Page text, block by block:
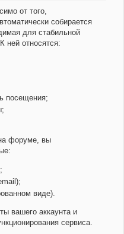
от того,
собирается
для стабильной
ней относятся:
посещения;
форуме, вы
виде).
вашего аккаунта и
сервиса.